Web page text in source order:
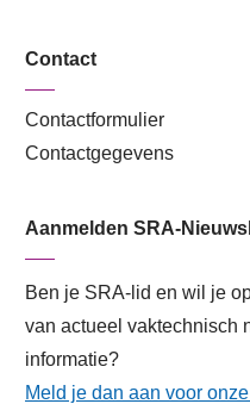
Contact
Contactformulier
Contactgegevens
Aanmelden SRA-
Ben je SRA-lid en wil je
van actueel vaktechnisch
informatie?
Meld je dan aan voor